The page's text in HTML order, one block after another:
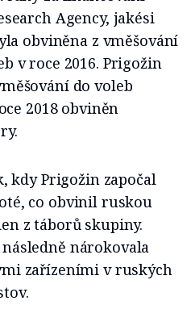
Agency, jakési
obviněna z vměšování
v roce 2016. Prigožin
do voleb
2018 obviněn
kdy Prigožin započal
co obvinil ruskou
z táborů skupiny.
nárokovala
zařízeními v ruských